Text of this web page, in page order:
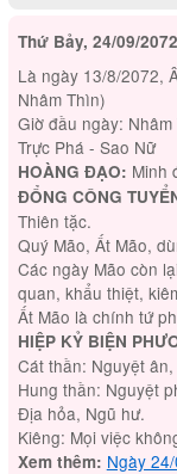
Thứ Bảy, 24/09/
Là ngày 13/8/2072,
Nhâm Thìn)
Giờ đầu ngày: Nhâm
Trực Phá - Sao Nữ
HOÀNG ĐẠO: Minh
ĐỔNG CÔNG
Thiên tặc.
Quý Mão, Ất Mão,
Các ngày Mão còn
quan, khẩu thiệt,
Ất Mão là chính tứ
HIỆP KỶ BIỆN
Cát thần: Nguyệt
Hung thần: Nguyệt
Địa hỏa, Ngũ hư.
Kiêng: Mọi việc
Xem thêm: Ngày